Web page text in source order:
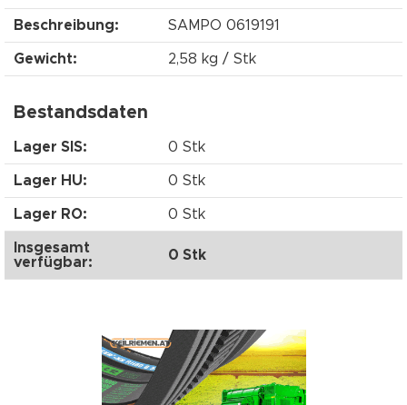
Beschreibung: SAMPO 0619191
Gewicht: 2,58 kg / Stk
Bestandsdaten
Lager SIS: 0 Stk
Lager HU: 0 Stk
Lager RO: 0 Stk
Insgesamt
verfügbar:
0 Stk